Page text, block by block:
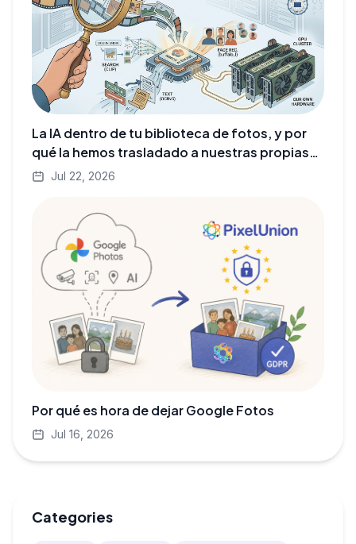
La IA dentro de tu biblioteca de fotos, y por
qué la hemos trasladado a nuestras propias
GPUJul 22, 2026
Por qué es hora de dejar Google Fotos
Jul 16, 2026
Categories